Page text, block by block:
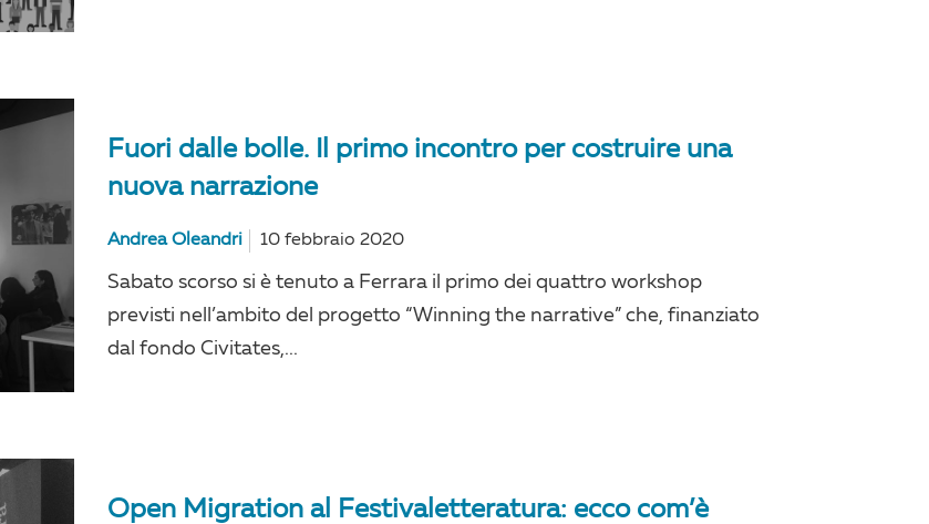
Fuori dalle bolle. Il primo incontro per costruire una
nuova narrazione
Andrea Oleandri 10 febbraio 2020
Sabato scorso si è tenuto a Ferrara il primo dei quattro workshop
previsti nell’ambito del progetto “Winning the narrative” che, finanziato
dal fondo Civitates,...
Open Migration al Festivaletteratura: ecco com’è